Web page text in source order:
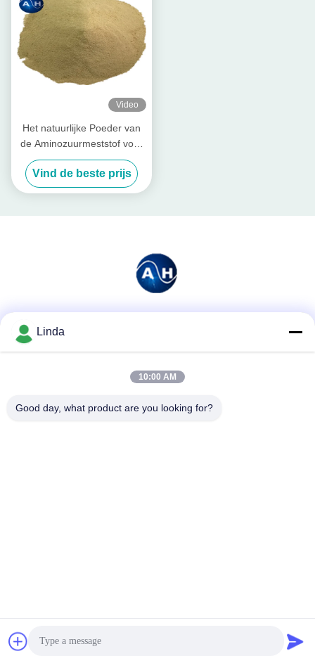
Video
Het natuurlijke Poeder van
de Aminozuurmeststof voor
het Chelaatmagnesium van
de Installatiesgroei
Vind de beste prijs
© 2019-2026 Chengdu Chelation Biology Technology Co., Ltd.
Allemaal. Alle rechten voorbehouden.
Linda
10:00 AM
Good day, what product are you looking for?